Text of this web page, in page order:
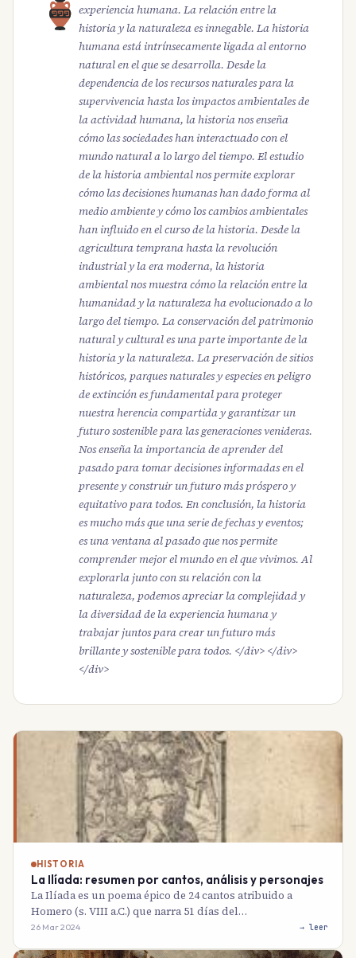
experiencia humana. La relación entre la
historia y la naturaleza es innegable. La historia
humana está intrínsecamente ligada al entorno
natural en el que se desarrolla. Desde la
dependencia de los recursos naturales para la
supervivencia hasta los impactos ambientales de
la actividad humana, la historia nos enseña
cómo las sociedades han interactuado con el
mundo natural a lo largo del tiempo. El estudio
de la historia ambiental nos permite explorar
cómo las decisiones humanas han dado forma al
medio ambiente y cómo los cambios ambientales
han influido en el curso de la historia. Desde la
agricultura temprana hasta la revolución
industrial y la era moderna, la historia
ambiental nos muestra cómo la relación entre la
humanidad y la naturaleza ha evolucionado a lo
largo del tiempo. La conservación del patrimonio
natural y cultural es una parte importante de la
historia y la naturaleza. La preservación de sitios
históricos, parques naturales y especies en peligro
de extinción es fundamental para proteger
nuestra herencia compartida y garantizar un
futuro sostenible para las generaciones venideras.
Nos enseña la importancia de aprender del
pasado para tomar decisiones informadas en el
presente y construir un futuro más próspero y
equitativo para todos. En conclusión, la historia
es mucho más que una serie de fechas y eventos;
es una ventana al pasado que nos permite
comprender mejor el mundo en el que vivimos. Al
explorarla junto con su relación con la
naturaleza, podemos apreciar la complejidad y
la diversidad de la experiencia humana y
trabajar juntos para crear un futuro más
brillante y sostenible para todos. </div> </div>
</div>
HISTORIA
La Ilíada: resumen por cantos, análisis y personajes
La Ilíada es un poema épico de 24 cantos atribuido a
Homero (s. VIII a.C.) que narra 51 días del…
26 Mar 2024 → leer